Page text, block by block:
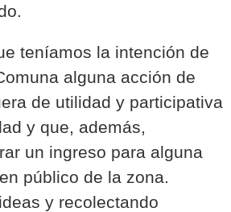
teníamos la intención de
alguna acción de
de utilidad y participativa
y que, además,
un ingreso para alguna
público de la zona.
y recolectando